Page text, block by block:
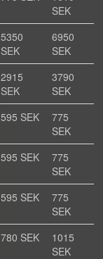
SEK
5350
SEK
6950
SEK
2915
SEK
3790
SEK
595 SEK
775
SEK
595 SEK
775
SEK
595 SEK
775
SEK
780 SEK
1015
SEK